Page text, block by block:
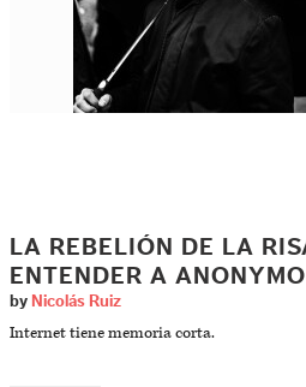
LA REBELIÓN DE LA
ENTENDER A
by Nicolás Ruiz
Internet tiene memoria corta.